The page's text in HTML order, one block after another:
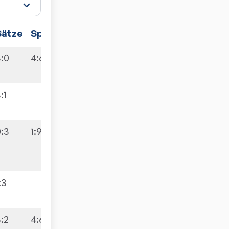
Spiele
4:6
1:9
4:6